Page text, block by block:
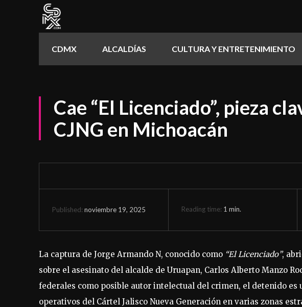
CDMX ALCALDÍAS CULTURA Y ENTRETENIMIENTO
Cae “El Licenciado”, pieza
CJNG en Michoacán
Published: noviembre 19, 2025 Reading time: 1 min.
La captura de Jorge Armando N, conocido como “El Licenciado”,
sobre el asesinato del alcalde de Uruapan, Carlos Alberto Manzo
federales como posible autor intelectual del crimen, el detenido es
operativos del Cártel Jalisco Nueva Generación en varias zonas